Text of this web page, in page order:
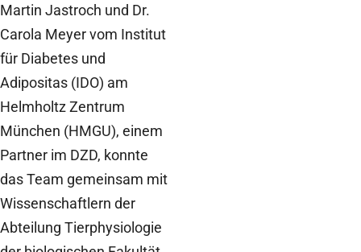
Martin Jastroch und Dr.
Carola Meyer vom Institut
für Diabetes und
Adipositas (IDO) am
Helmholtz Zentrum
München (HMGU), einem
Partner im DZD, konnte
das Team gemeinsam mit
Wissenschaftlern der
Abteilung Tierphysiologie